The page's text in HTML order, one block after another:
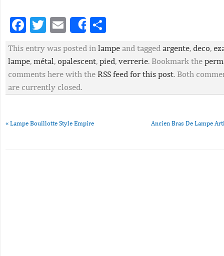
Facebook
Twitter
EmailShare
This entry was posted in lampe and tagged argente, deco,
lampe, métal, opalescent, pied, verrerie. Bookmark the
comments here with the RSS feed for this post. Both
are currently closed.
« Lampe Bouillotte Style Empire Ancien Bras De Lampe